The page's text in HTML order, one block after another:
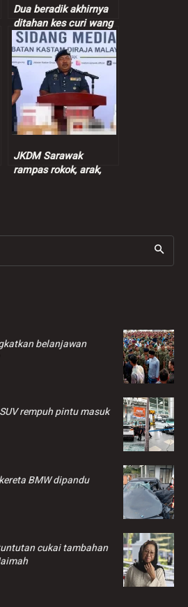
Dua beradik akhirnya
ditahan kes curi wang
peniaga nasi bajet
JKDM Sarawak
rampas rokok, arak,
belanjawan
rempuh pintu masuk
BMW dipandu
cukai tambahan